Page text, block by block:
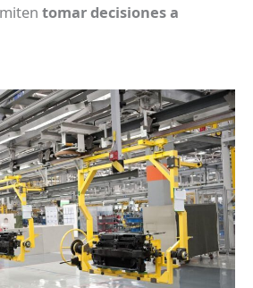
tomar decisiones a